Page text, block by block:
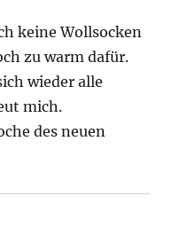
keine Wollsocken
zu warm dafür.
wieder alle
mich.
des neuen